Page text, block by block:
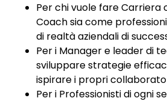
Per chi vuole fare Carriera
Coach sia come
di realtà aziendali di
Per i Manager e leader di
sviluppare strategie
ispirare i propri
Per i Professionisti di ogni